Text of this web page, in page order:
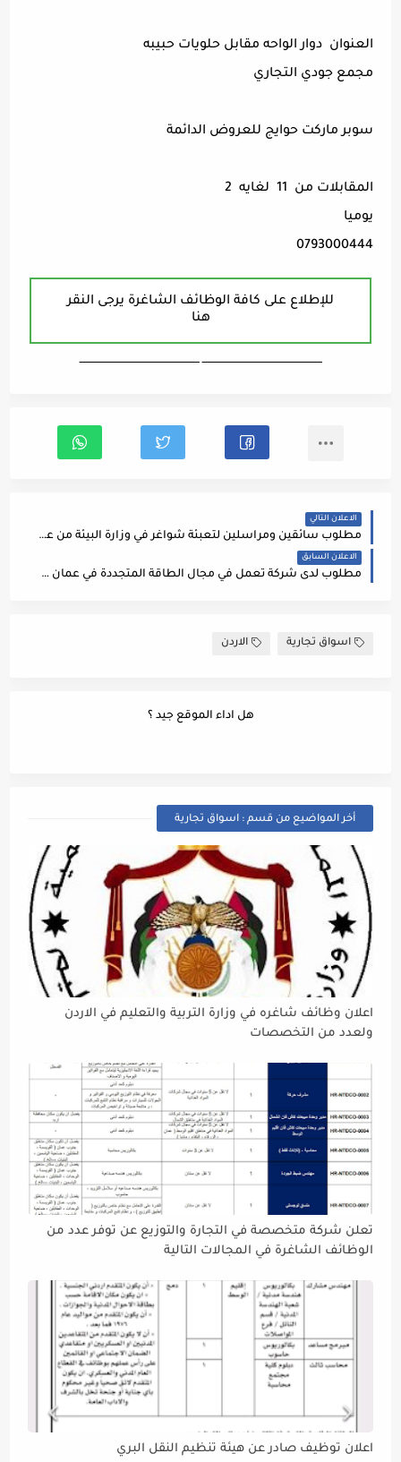
العنوان دوار الواحه مقابل حلويات حبيبه
مجمع جودي التجاري
سوبر ماركت حوايج للعروض الدائمة
المقابلات من 11 لغايه 2
يوميا
0793000444
للإطلاع على كافة الوظائف الشاغرة يرجى النقر
هنا
ـــــــــــــــــــــــــــــــــــــــــــــــــــــــــــــــــــ ـــــــــــــــــــــــــــــــــــــــــــــــــــــــــــــــــــ
الاعلان التالي
مطلوب سائقين ومراسلين لتعبئة شواغر في وزارة البيئة من عدة محافظات على مستوى المملكة
الاعلان السابق
مطلوب لدى شركة تعمل في مجال الطاقة المتجددة في عمان Senior ERP Engineer
اسواق تجارية الاردن
هل اداء الموقع جيد ؟
أخر المواضيع من قسم : اسواق تجارية
اعلان وظائف شاغره في وزارة التربية والتعليم في الاردن
ولعدد من التخصصات
تعلن شركة متخصصة في التجارة والتوزيع عن توفر عدد من
الوظائف الشاغرة في المجالات التالية
اعلان توظيف صادر عن هيئة تنظيم النقل البري